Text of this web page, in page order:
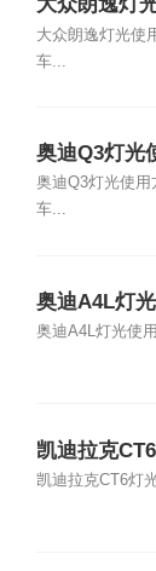
关图解说明
大众朗逸灯光使
车...
奥迪Q3灯光
解说明
奥迪Q3灯光使
车...
奥迪A4L灯
图解说明
奥迪A4L灯光使
凯迪拉克
开关图解说
凯迪拉克CT6灯